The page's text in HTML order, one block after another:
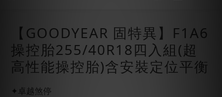
【GOODYEAR 固特異】F1A6
操控胎255/40R18四入組(超
高性能操控胎)含安裝定位平衡
✦卓越煞停